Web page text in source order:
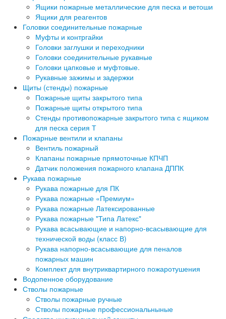
Ящики пожарные металлические для песка и ветоши
Ящики для реагентов
Головки соединительные пожарные
Муфты и контргайки
Головки заглушки и переходники
Головки соединительные рукавные
Головки цапковые и муфтовые.
Рукавные зажимы и задержки
Щиты (стенды) пожарные
Пожарные щиты закрытого типа
Пожарные щиты открытого типа
Стенды противопожарные закрытого типа с ящиком
для песка серия Т
Пожарные вентили и клапаны
Вентиль пожарный
Клапаны пожарные прямоточные КПЧП
Датчик положения пожарного клапана ДППК
Рукава пожарные
Рукава пожарные для ПК
Рукава пожарные «Премиум»
Рукава пожарные Латексированные
Рукава пожарные "Типа Латекс"
Рукава всасывающие и напорно-всасывающие для
технической воды (класс В)
Рукава напорно-всасывающие для пеналов
пожарных машин
Комплект для внутриквартирного пожаротушения
Водопенное оборудование
Стволы пожарные
Стволы пожарные ручные
Стволы пожарные профессиональныные